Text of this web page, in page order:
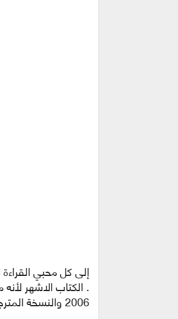
. الكتاب الاشهر
2006 والنسخة المترجمة صادرة في 2008.